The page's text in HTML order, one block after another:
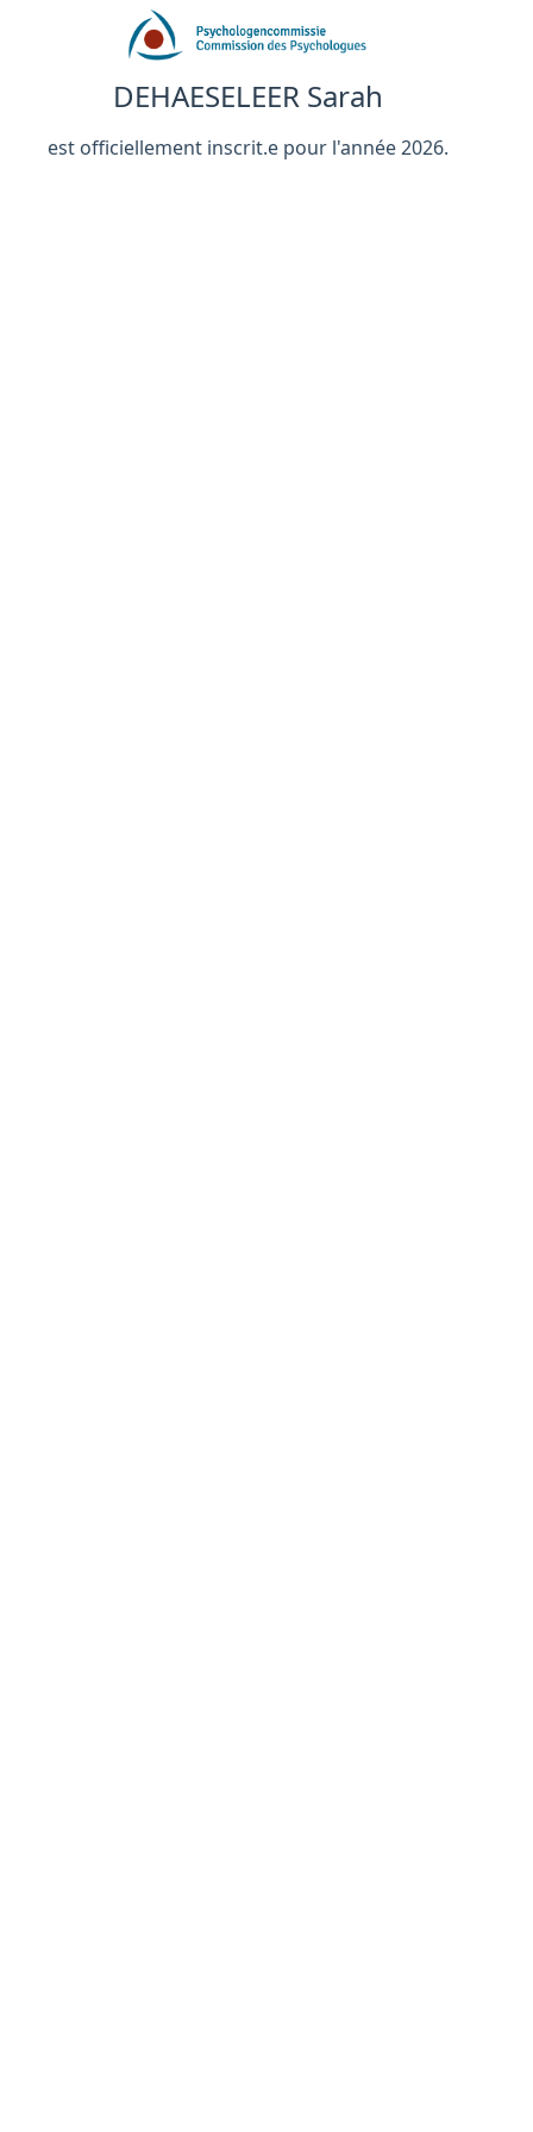
DEHAESELEER Sarah
est officiellement inscrit.e pour l'année 2026.